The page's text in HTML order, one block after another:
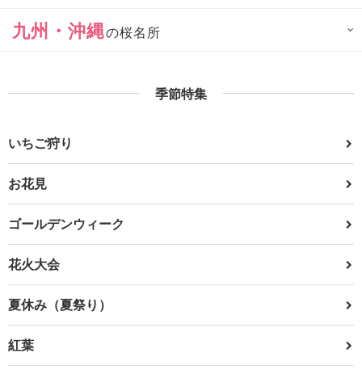
九州・沖縄の桜名所
季節特集
いちご狩り
お花見
ゴールデンウィーク
花火大会
夏休み（夏祭り）
紅葉